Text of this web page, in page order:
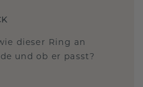
dieser Ring an
und ob er passt?